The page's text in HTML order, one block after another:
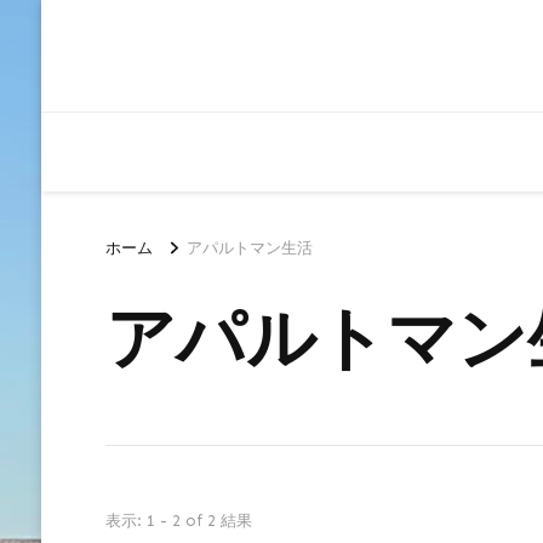
ホーム アパルトマン生活
アパルトマ
表示: 1 - 2 of 2 結果